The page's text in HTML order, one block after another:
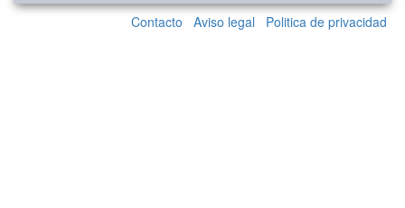
Contacto Aviso legal Politica de privacidad